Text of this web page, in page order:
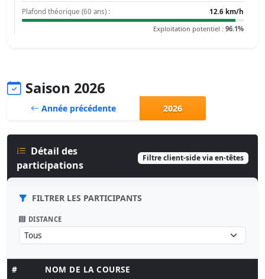
Plafond théorique (60 ans) :
12.6 km/h
Exploitation potentiel : 96.1%
Saison 2026
Année précédente 2026
Détail des
participations
Filtre client-side via en-têtes
FILTRER LES PARTICIPANTS
DISTANCE
# NOM DE LA COURSE